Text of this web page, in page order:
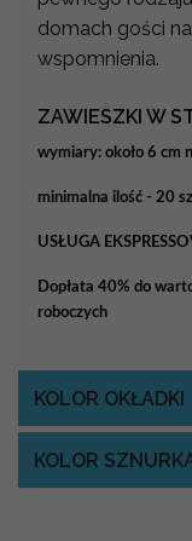
domach gości
wspomnienia.
ZAWIESZKI W
wymiary: około 6 cm
minimalna ilość - 20
USŁUGA
Dopłata 40% do
roboczych
KOLOR OKŁADKI
KOLOR